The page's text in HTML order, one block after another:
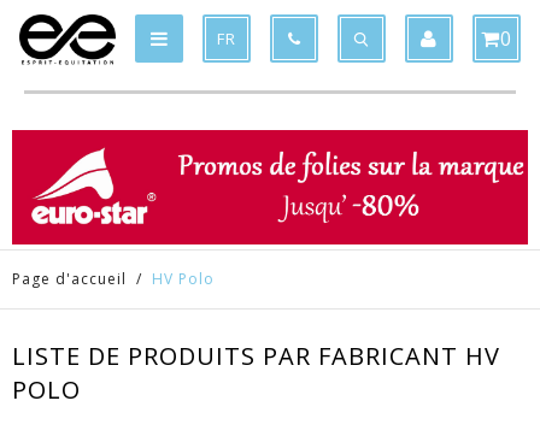
FR 0
Page d'accueil / HV Polo
LISTE DE PRODUITS PAR FABRICANT HV
POLO
Produit ajouté au panier x
Produit supprimé du panier x